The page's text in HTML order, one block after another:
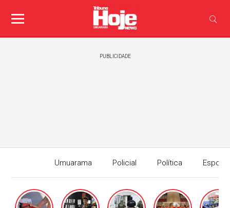
PUBLICIDADE
Umuarama Policial Política
Edição